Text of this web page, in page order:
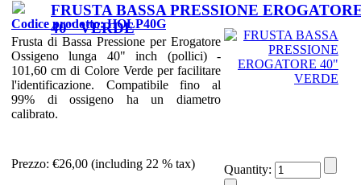
FRUSTA BASSA PRESSIONE
40" VERDE
Codice prodotto: HOLP40G
Frusta di Bassa Pressione per Erogatore
Ossigeno lunga 40" inch (pollici) -
101,60 cm di Colore Verde per facilitare
l'identificazione. Compatibile fino al
99% di ossigeno ha un diametro
calibrato.
Prezzo: €26,00 (including 22 % tax) Quantity: